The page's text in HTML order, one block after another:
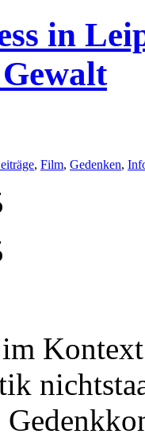
in
, Film, Gedenken,